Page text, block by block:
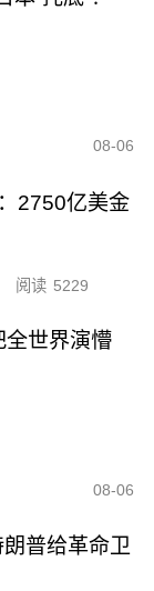
08-06
2750亿美金
阅读 5229
全世界演懵
08-06
普给革命卫